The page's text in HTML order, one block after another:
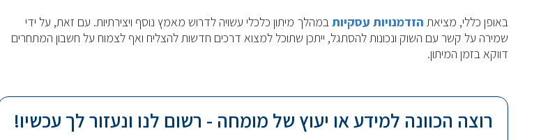
באופן כללי, מציאת הזדמנויות עסקיותבמהלך מיתון כלכלי עשויה לדרוש מאמץ נוסף ויצירתיות. עם זאת, על ידי
שמירה על קשר עם השוק ונכונות להסתגל, ייתכן שתוכל למצוא דרכים חדשות להצליח ואף לצמוח על חשבון המתחרים
דווקא בזמן המיתון.
רוצה הכוונה למידע או יעוץ של מומחה - רשום לנו ונעזור לך עכשיו!